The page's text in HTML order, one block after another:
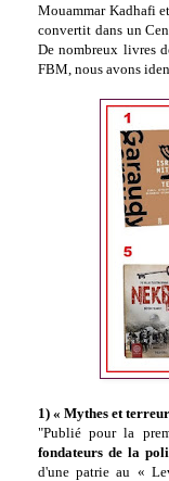
Mouammar Kadhafi
convertit dans un
De nombreux livres
FBM, nous avons
1) « Mythes et
"Publié pour la
fondateurs de la
d'une patrie au «